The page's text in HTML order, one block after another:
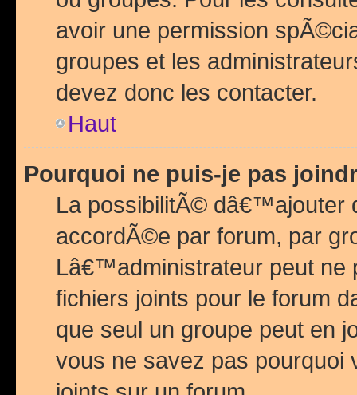
avoir une permission
groupes et les
devez donc les contacter.
Haut
Pourquoi ne puis-je pas
La possibilitÃ© dâ€™ajouter
accordÃ©e par forum, par
Lâ€™administrateur peut
fichiers joints pour le forum
que seul un groupe peut en
vous ne savez pas pourquoi